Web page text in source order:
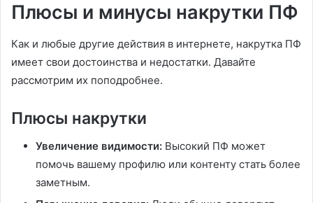
Плюсы и минусы накрутки ПФ
Как и любые другие действия в интернете, накрутка ПФ
имеет свои достоинства и недостатки. Давайте
рассмотрим их поподробнее.
Плюсы накрутки
Увеличение видимости: Высокий ПФ может
помочь вашему профилю или контенту стать более
заметным.